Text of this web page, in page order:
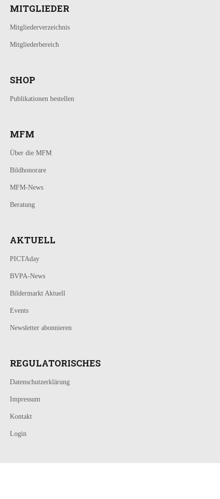
MITGLIEDER
Mitgliederverzeichnis
Mitgliederbereich
SHOP
Publikationen bestellen
MFM
Über die MFM
Bildhonorare
MFM-News
Beratung
AKTUELL
PICTAday
BVPA-News
Bildermarkt Aktuell
Events
Newsletter abonnieren
REGULATORISCHES
Datenschutzerklärung
Impressum
Kontakt
Login